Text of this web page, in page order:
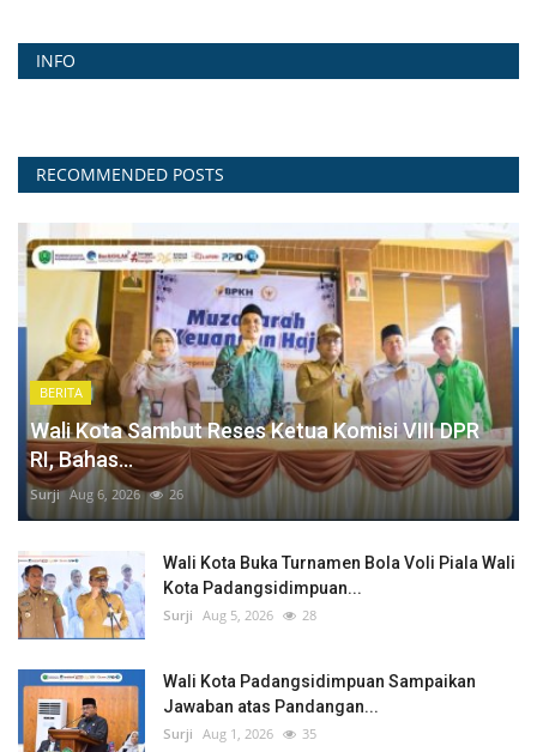
INFO
RECOMMENDED POSTS
BERITA
Wali Kota Sambut Reses Ketua Komisi VIII DPR
RI, Bahas...
Surji Aug 6, 2026 26
Wali Kota Buka Turnamen Bola Voli Piala Wali
Kota Padangsidimpuan...
Surji Aug 5, 2026 28
Wali Kota Padangsidimpuan Sampaikan
Jawaban atas Pandangan...
Surji Aug 1, 2026 35